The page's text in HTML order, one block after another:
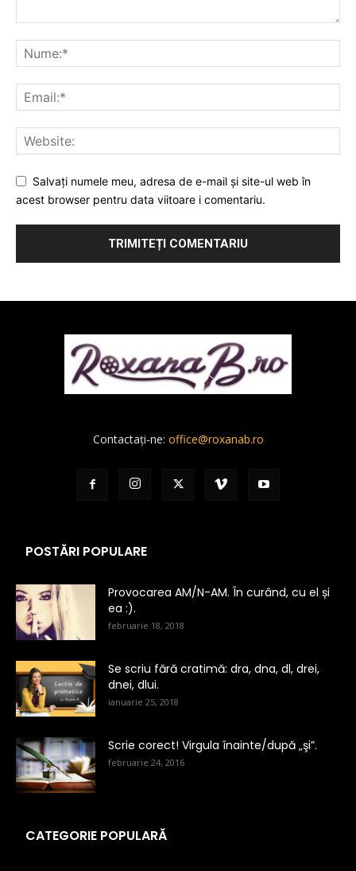
Salvați numele meu, adresa de e-mail și site-ul web în
acest browser pentru data viitoare i comentariu.
Contactați-ne: office@roxanab.ro
POSTĂRI POPULARE
Provocarea AM/N-AM. În curând, cu el și
ea :).
februarie 18, 2018
Se scriu fără cratimă: dra, dna, dl, drei,
dnei, dlui.
ianuarie 25, 2018
Scrie corect! Virgula înainte/după „şi”.
februarie 24, 2016
CATEGORIE POPULARĂ